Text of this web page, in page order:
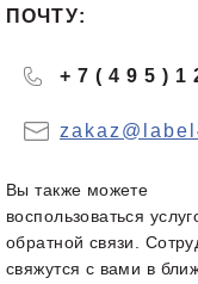
ПОЧТУ:
Вы также можете
воспользоваться
обратной связи.
свяжутся с вами в